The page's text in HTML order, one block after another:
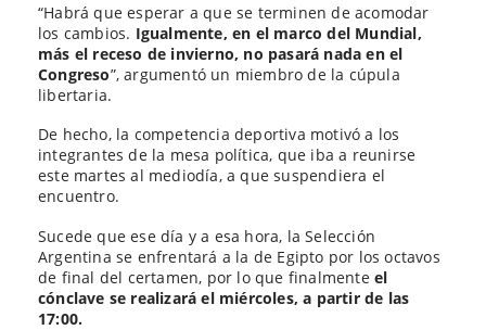
“Habrá que esperar a que se terminen de acomodar
los cambios. Igualmente, en el marco del Mundial,
más el receso de invierno, no pasará nada en el
Congreso”, argumentó un miembro de la cúpula
libertaria.
De hecho, la competencia deportiva motivó a los
integrantes de la mesa política, que iba a reunirse
este martes al mediodía, a que suspendiera el
encuentro.
Sucede que ese día y a esa hora, la Selección
Argentina se enfrentará a la de Egipto por los octavos
de final del certamen, por lo que finalmente el
cónclave se realizará el miércoles, a partir de las
17:00.